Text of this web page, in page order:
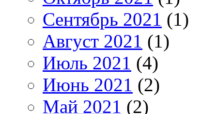
Сентябрь 2021 (1)
Август 2021 (1)
Июль 2021 (4)
Июнь 2021 (2)
Май 2021 (2)